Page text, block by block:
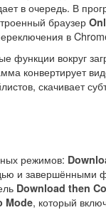
в очередь. В
браузер
в
функции вокруг
конвертирует
скачивает
режимов:
и
Download then
Mode, который